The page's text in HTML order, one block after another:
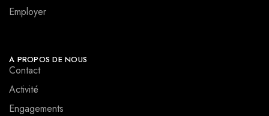
Employer
A PROPOS DE NOUS
Contact
Activité
Engagements